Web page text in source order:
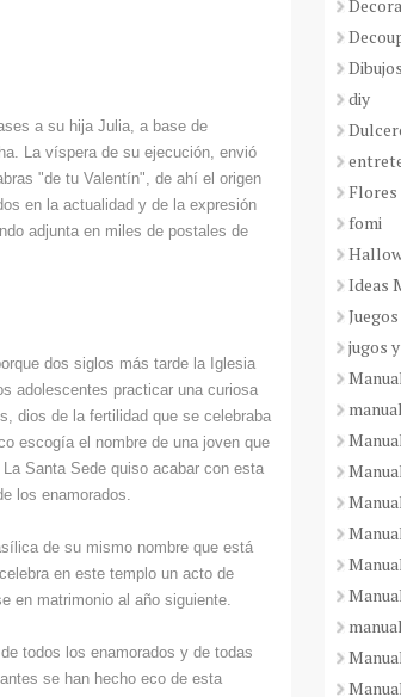
a su hija Julia, a base de
La víspera de su ejecución, envió
"de tu Valentín", de ahí el origen
en la actualidad y de la expresión
adjunta en miles de postales de
dos siglos más tarde la Iglesia
adolescentes practicar una curiosa
dios de la fertilidad que se celebraba
escogía el nombre de una joven que
Santa Sede quiso acabar con esta
los enamorados.
de su mismo nombre que está
en este templo un acto de
en matrimonio al año siguiente.
todos los enamorados y de todas
se han hecho eco de esta
diy
fomi
Ideas
jugos